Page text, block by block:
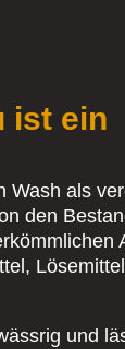
ist ein
Wash als
den
und